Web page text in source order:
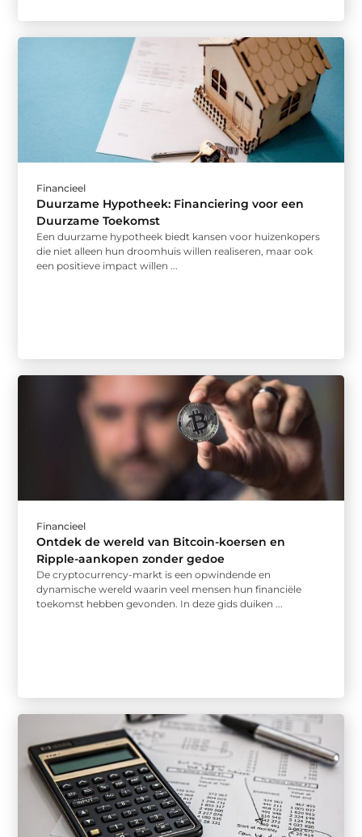
Financieel
Duurzame Hypotheek: Financiering voor een
Duurzame Toekomst
Een duurzame hypotheek biedt kansen voor huizenkopers
die niet alleen hun droomhuis willen realiseren, maar ook
een positieve impact willen ...
Financieel
Ontdek de wereld van Bitcoin-koersen en
Ripple-aankopen zonder gedoe
De cryptocurrency-markt is een opwindende en
dynamische wereld waarin veel mensen hun financiële
toekomst hebben gevonden. In deze gids duiken ...